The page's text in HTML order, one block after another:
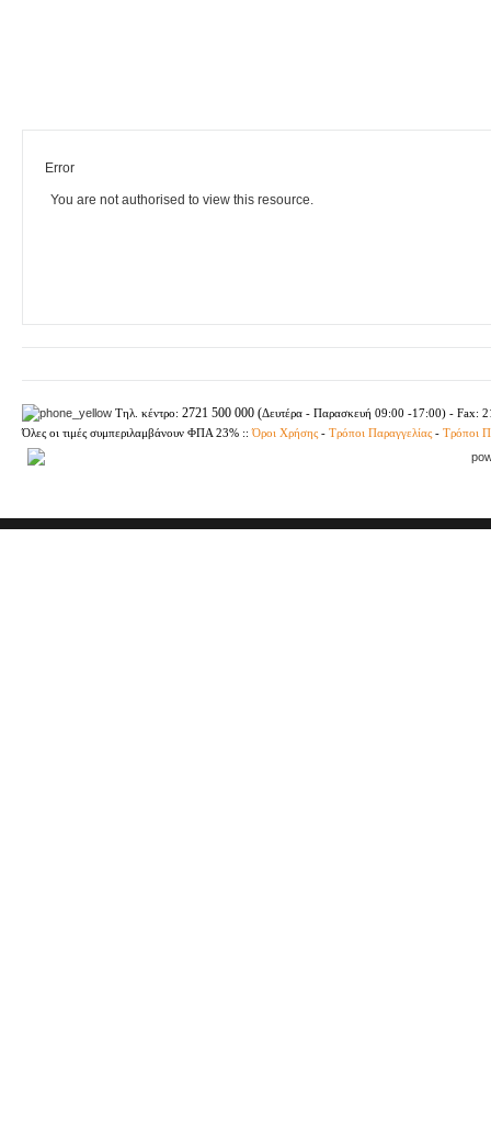
Error
You are not authorised to view this resource.
Τηλ. κέντρο: 2721 500 000 (Δευτέρα - Παρασκευή 09:00 -17:00) - Fax:
Όλες οι τιμές συμπεριλαμβάνουν ΦΠΑ 23% :: Όροι Χρήσης - Τρόποι Παραγγελίας - Τρόποι